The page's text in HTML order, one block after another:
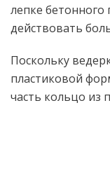
лепке
действовать
Поскольку
пластиковой
часть кольцо из